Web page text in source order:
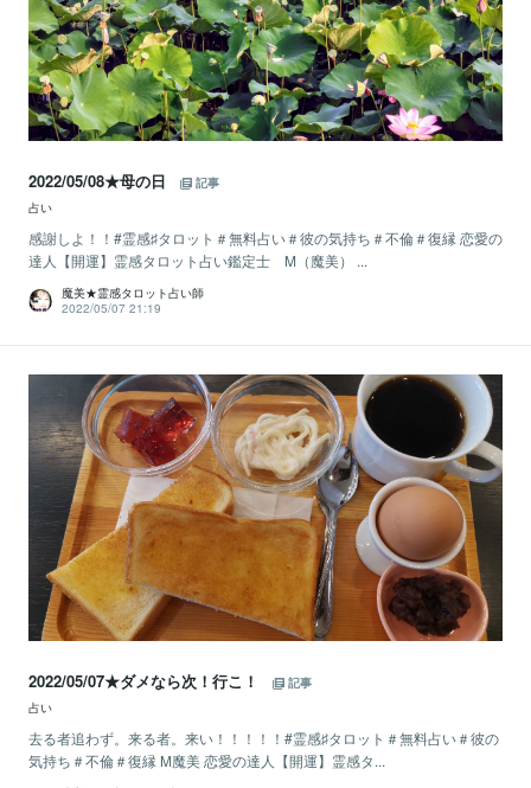
2022/05/08★母の日
記事
占い
感謝しよ！！#霊感♯タロット＃無料占い＃彼の気持ち＃不倫＃復縁 恋愛の
達人【開運】霊感タロット占い鑑定士 M（魔美） ...
魔美★霊感タロット占い師
2022/05/07 21:19
2022/05/07★ダメなら次！行こ！
記事
占い
去る者追わず。来る者。来い！！！！！#霊感♯タロット＃無料占い＃彼の
気持ち＃不倫＃復縁 M魔美 恋愛の達人【開運】霊感タ...